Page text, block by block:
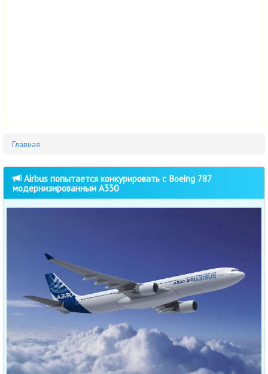
Главная
Airbus попытается конкурировать с Boeing 787
модернизированным A330